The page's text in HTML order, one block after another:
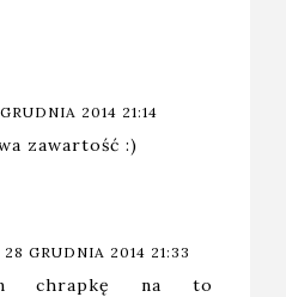
2014 21:14
zawartość :)
28 GRUDNIA 2014 21:33
chrapkę na to